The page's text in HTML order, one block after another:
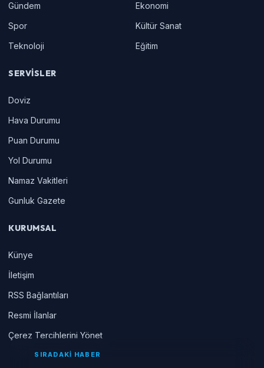
Gündem
Ekonomi
Spor
Kültür Sanat
Teknoloji
Eğitim
SERVISLER
Doviz
Hava Durumu
Puan Durumu
Yol Durumu
Namaz Vakitleri
Gunluk Gazete
KURUMSAL
Künye
İletişim
RSS Bağlantıları
Resmi İlanlar
Çerez Tercihlerini Yönet
SIRADAKİ HABER